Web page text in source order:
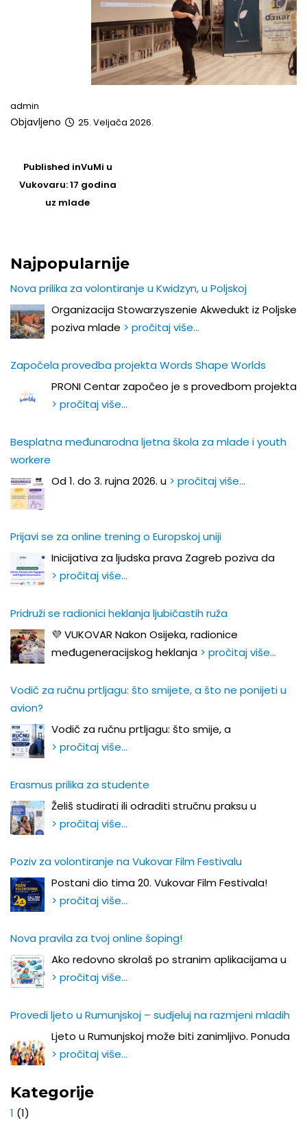
admin
Objavljeno 25. Veljača 2026.
navigation
Published inVuMi u
Vukovaru: 17 godina
uz mlade
Najpopularnije
Nova prilika za volontiranje u Kwidzyn, u Poljskoj
Organizacija Stowarzyszenie Akwedukt iz Poljske
poziva mlade > pročitaj više…
Započela provedba projekta Words Shape Worlds
PRONI Centar započeo je s provedbom projekta
> pročitaj više…
Besplatna međunarodna ljetna škola za mlade i youth
workere
Od 1. do 3. rujna 2026. u > pročitaj više…
Prijavi se za online trening o Europskoj uniji
Inicijativa za ljudska prava Zagreb poziva da
> pročitaj više…
Pridruži se radionici heklanja ljubičastih ruža
💜 VUKOVAR Nakon Osijeka, radionice
međugeneracijskog heklanja > pročitaj više…
Vodič za ručnu prtljagu: što smijete, a što ne ponijeti u
avion?
Vodič za ručnu prtljagu: što smije, a
> pročitaj više…
Erasmus prilika za studente
Želiš studirati ili odraditi stručnu praksu u
> pročitaj više…
Poziv za volontiranje na Vukovar Film Festivalu
Postani dio tima 20. Vukovar Film Festivala!
> pročitaj više…
Nova pravila za tvoj online šoping!
Ako redovno skrolaš po stranim aplikacijama u
> pročitaj više…
Provedi ljeto u Rumunjskoj – sudjeluj na razmjeni mladih
Ljeto u Rumunjskoj može biti zanimljivo. Ponuda
> pročitaj više…
Kategorije
1 (1)